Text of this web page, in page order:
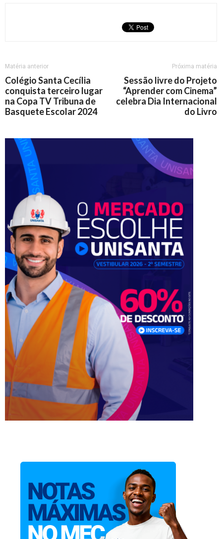
Matéria anterior
Colégio Santa Cecília
conquista terceiro lugar
na Copa TV Tribuna de
Basquete Escolar 2024
Próxima matéria
Sessão livre do Projeto
“Aprender com Cinema”
celebra Dia Internacional
do Livro